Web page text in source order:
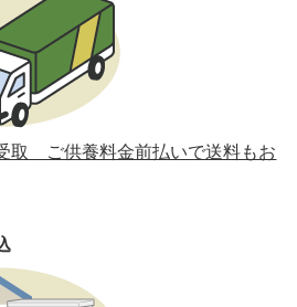
令和元年6月12日(水)
平成31年3月13日(水)
平成30年11月28日(水)
平成30年5月23日(水)
平成29年6月14日(水)
平成28年12月15日(木)
取 ご供養料金前払いで送料もお